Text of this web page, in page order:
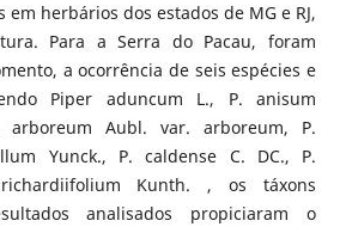
herbários dos estados de MG e RJ,
Para a Serra do Pacau, foram
a ocorrência de seis espécies e
Piper aduncum L., P. anisum
arboreum Aubl. var. arboreum, P.
Yunck., P. caldense C. DC., P.
Kunth. , os táxons
analisados propiciaram o